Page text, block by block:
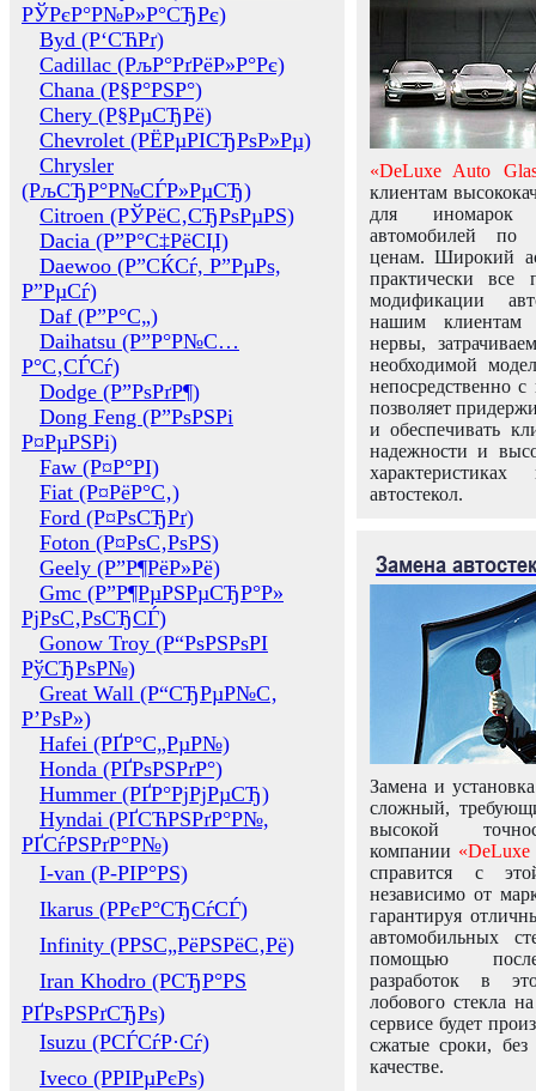
РЎРєР°Р№Р»Р°СЂРє)
Byd (Р‘СЋРґ)
Cadillac (РљР°РґРёР»Р°Рє)
Chana (Р§Р°РЅР°)
Chery (Р§РµСЂРё)
Chevrolet (РЁРµРІСЂРѕР»Рµ)
Chrysler
(РљСЂР°Р№СЃР»РµСЂ)
Citroen (РЎРёС‚СЂРѕРµРЅ)
Dacia (Р”Р°С‡РёСЏ)
Daewoo (Р”СЌСѓ, Р”РµРѕ,
Р”РµСѓ)
Daf (Р”Р°С„)
Daihatsu (Р”Р°Р№С…
Р°С‚СЃСѓ)
Dodge (Р”РѕРґР¶)
Dong Feng (Р”РѕРЅРі
Р¤РµРЅРі)
Faw (Р¤Р°РІ)
Fiat (Р¤РёР°С‚)
Ford (Р¤РѕСЂРґ)
Foton (Р¤РѕС‚РѕРЅ)
Geely (Р”Р¶РёР»Рё)
Gmc (Р”Р¶РµРЅРµСЂР°Р»
РјРѕС‚РѕСЂСЃ)
Gonow Troy (Р“РѕРЅРѕРІ
РўСЂРѕР№)
Great Wall (Р“СЂРµР№С‚
Р’РѕР»)
Hafei (РҐР°С„РµР№)
Honda (РҐРѕРЅРґР°)
Hummer (РҐР°РјРјРµСЂ)
Hyndai (РҐСЋРЅРґР°Р№,
РҐСѓРЅРґР°Р№)
I-van (Р-РІР°РЅ)
Ikarus (РРєР°СЂСѓСЃ)
Infinity (РРЅС„РёРЅРёС‚Рё)
Iran Khodro (РСЂР°РЅ
РҐРѕРЅРґСЂРѕ)
Isuzu (РСЃСѓР·Сѓ)
Iveco (РРІРµРєРѕ)
«DeLuxe Auto
клиентам
для иномарок
автомобилей
ценам. Широкий
практически все
модификации
нашим клиентам
нервы,
необходимой
непосредственно
позволяет
и обеспечивать
надежности и
автостекол.
Замена
Замена и
сложный,
высокой
компании «DeLuxe
справится с
независимо от
гарантируя
автомобильных
помощью
разработок в
лобового стекла
сервисе будет
сжатые сроки,
качестве.